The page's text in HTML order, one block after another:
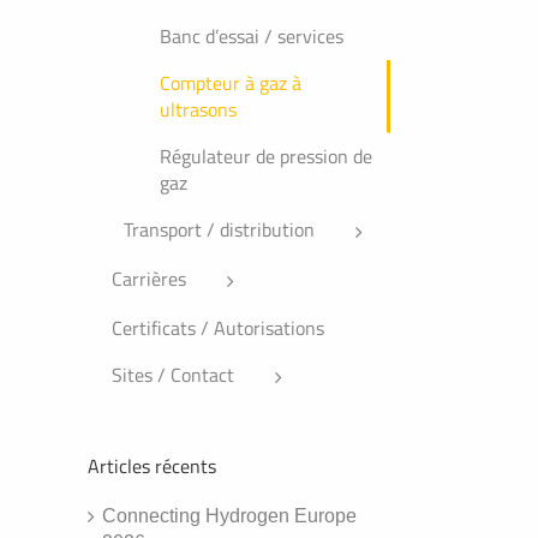
Banc d’essai / services
Compteur à gaz à
ultrasons
Régulateur de pression de
gaz
Transport / distribution
Carrières
Certificats / Autorisations
Sites / Contact
Articles récents
Connecting Hydrogen Europe